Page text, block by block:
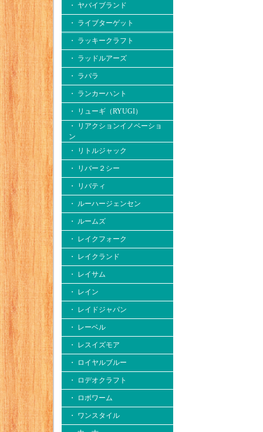
・ ヤバイブランド
・ ライブターゲット
・ ラッキークラフト
・ ラッドルアーズ
・ ラパラ
・ ランカーハント
・ リューギ（RYUGI）
・ リアクションイノベーショ
ン
・ リトルジャック
・ リバー２シー
・ リバティ
・ ルーハージェンセン
・ ルームズ
・ レイクフォーク
・ レイクランド
・ レイサム
・ レイン
・ レイドジャパン
・ レーベル
・ レスイズモア
・ ロイヤルブルー
・ ロデオクラフト
・ ロボワーム
・ ワンスタイル